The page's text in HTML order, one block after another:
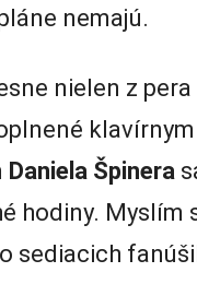
nemajú.
nielen z
klavírnym
Daniela Špinera
hodiny. Myslím
sediacich